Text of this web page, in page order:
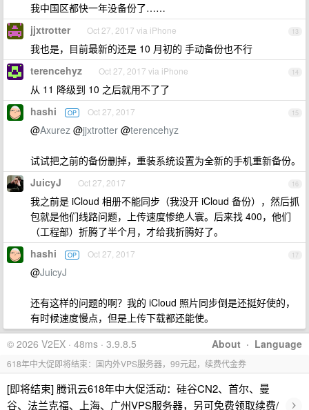
我中国区都快一年没备份了……
13
jjxtrotter Oct 27, 2017 via iPhone
我也是，目前最新的还是 10 月初的 手动备份也不行
14
terencehyz Oct 27, 2017 via iPhone
从 11 降级到 10 之后就用不了了
15
hashi OP Oct 27, 2017
@Axurez @jjxtrotter @terencehyz
试试把之前的备份删掉，重装系统设置为全新的手机重新备份。
16
JuicyJ Oct 27, 2017
我之前是 iCloud 相册不能同步（我没开 iCloud 备份），然后抓
包就是他们线路问题，上传速度惨绝人寰。后来找 400，他们
（工程部）折腾了半个月，才给我折腾好了。
17
hashi OP Oct 27, 2017
@JuicyJ
还有这样的问题的啊？我的 iCloud 照片同步倒是还挺好使的，
有时候速度慢点，但是上传下载都还能使。
About · Language
© 2026 V2EX · 48ms · 3.9.8.5
618年中大促即将结束：国内外VPS服务器，99元起，续费代金券
[即将结束] 腾讯云618年中大促活动：硅谷CN2、首尔、曼
谷、法兰克福、上海、广州VPS服务器，另可免费领取续费/
›